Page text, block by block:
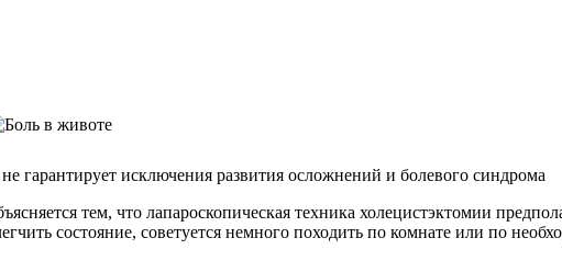
гарантирует исключения развития осложнений и болевого синдрома
тем, что лапароскопическая техника холецистэктомии
состояние, советуется немного походить по комнате или по